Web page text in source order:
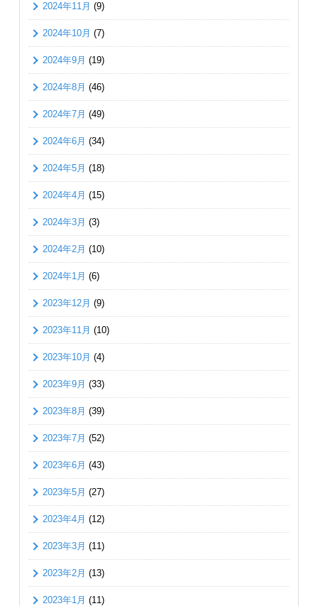
2024年11月 (9)
2024年10月 (7)
2024年9月 (19)
2024年8月 (46)
2024年7月 (49)
2024年6月 (34)
2024年5月 (18)
2024年4月 (15)
2024年3月 (3)
2024年2月 (10)
2024年1月 (6)
2023年12月 (9)
2023年11月 (10)
2023年10月 (4)
2023年9月 (33)
2023年8月 (39)
2023年7月 (52)
2023年6月 (43)
2023年5月 (27)
2023年4月 (12)
2023年3月 (11)
2023年2月 (13)
2023年1月 (11)